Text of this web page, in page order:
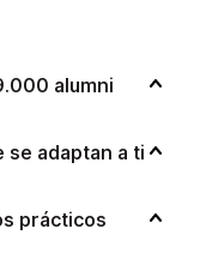
alumni
adaptan a ti
prácticos